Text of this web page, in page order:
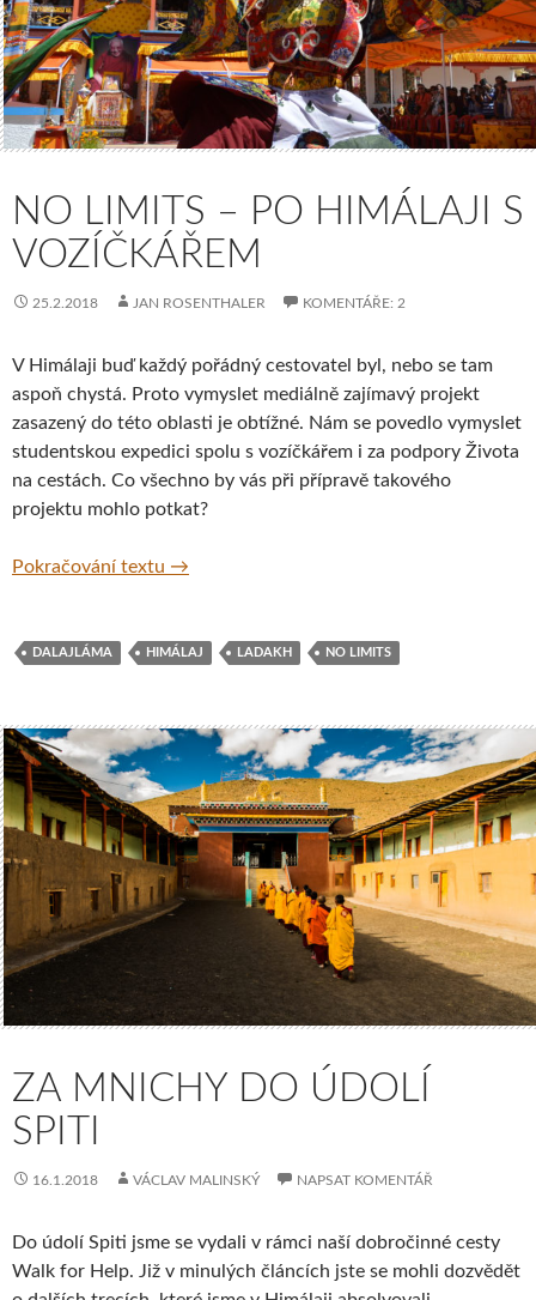
NO LIMITS – PO HIMÁLAJI S
VOZÍČKÁŘEM
25.2.2018 JAN ROSENTHALER KOMENTÁŘE: 2
V Himálaji buď každý pořádný cestovatel byl, nebo se tam
aspoň chystá. Proto vymyslet mediálně zajímavý projekt
zasazený do této oblasti je obtížné. Nám se povedlo vymyslet
studentskou expedici spolu s vozíčkářem i za podpory Života
na cestách. Co všechno by vás při přípravě takového
projektu mohlo potkat?
Pokračování textu No Limits – Po Himálaji s vozíčkářem
→
DALAJLÁMA HIMÁLAJ LADAKH NO LIMITS
ZA MNICHY DO ÚDOLÍ
SPITI
16.1.2018 VÁCLAV MALINSKÝ NAPSAT KOMENTÁŘ
Do údolí Spiti jsme se vydali v rámci naší dobročinné cesty
Walk for Help. Již v minulých článcích jste se mohli dozvědět